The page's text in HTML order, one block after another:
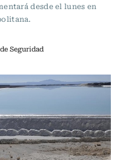
desde el lunes en
Seguridad